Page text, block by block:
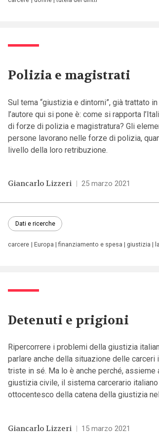
Polizia e magistrati
Sul tema “giustizia e dintorni”, già trattato
l’autore qui si pone è: come si rapporta
di forze di polizia e magistratura? Gli
persone lavorano nelle forze di polizia,
livello della loro retribuzione.
Giancarlo Lizzeri 25 marzo 2021
Dati e ricerche
carcere Europa finanziamento e spesa giustizia
Detenuti e prigioni
Ripercorrere i problemi della giustizia
parlare anche della situazione delle carceri
triste in sé. Ma lo è anche perché,
giustizia civile, il sistema carcerario
ottocentesco della catena della giustizia
Giancarlo Lizzeri | 15 marzo 2021